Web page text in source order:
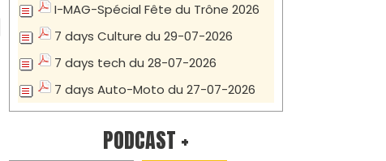
I-MAG-Spécial Fête du Trône 2026
7 days Culture du 29-07-2026
7 days tech du 28-07-2026
7 days Auto-Moto du 27-07-2026
PODCAST +